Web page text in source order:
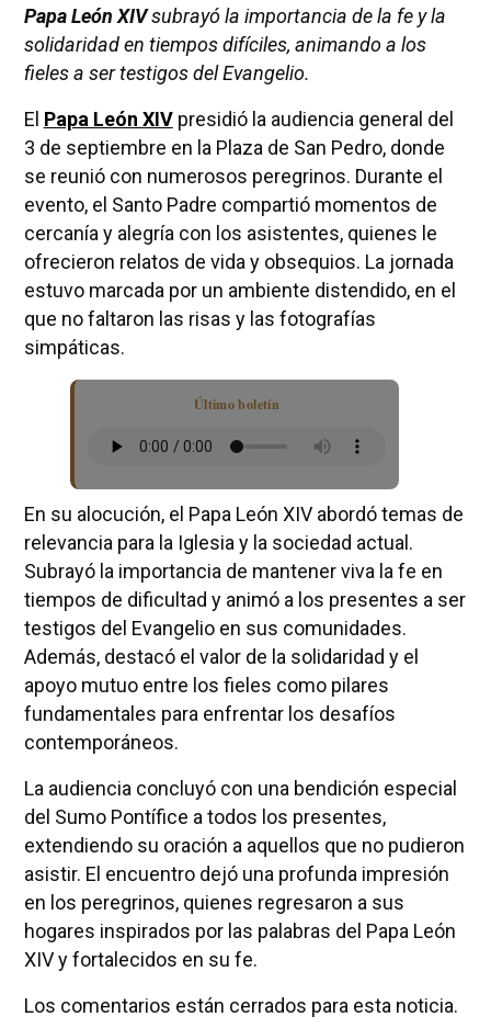
Papa León XIVsubrayó la importancia de la fe y la
solidaridad en tiempos difíciles, animando a los
fieles a ser testigos del Evangelio.
El Papa León XIVpresidió la audiencia general del
3 de septiembre en la Plaza de San Pedro, donde
se reunió con numerosos peregrinos. Durante el
evento, el Santo Padre compartió momentos de
cercanía y alegría con los asistentes, quienes le
ofrecieron relatos de vida y obsequios. La jornada
estuvo marcada por un ambiente distendido, en el
que no faltaron las risas y las fotografías
simpáticas.
Último boletín
En su alocución, el Papa León XIV abordó temas de
relevancia para la Iglesia y la sociedad actual.
Subrayó la importancia de mantener viva la fe en
tiempos de dificultad y animó a los presentes a ser
testigos del Evangelio en sus comunidades.
Además, destacó el valor de la solidaridad y el
apoyo mutuo entre los fieles como pilares
fundamentales para enfrentar los desafíos
contemporáneos.
La audiencia concluyó con una bendición especial
del Sumo Pontífice a todos los presentes,
extendiendo su oración a aquellos que no pudieron
asistir. El encuentro dejó una profunda impresión
en los peregrinos, quienes regresaron a sus
hogares inspirados por las palabras del Papa León
XIV y fortalecidos en su fe.
Los comentarios están cerrados para esta noticia.